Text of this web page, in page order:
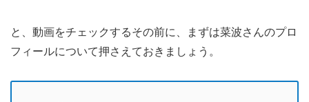
と、動画をチェックするその前に、まずは菜波さんのプロ
フィールについて押さえておきましょう。